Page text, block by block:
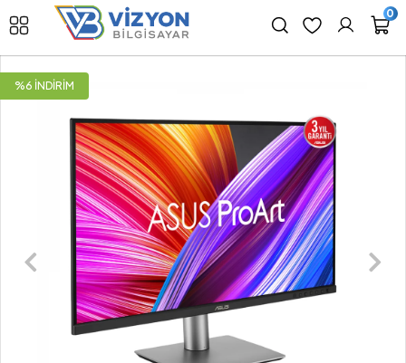
0
%6 İNDİRİM